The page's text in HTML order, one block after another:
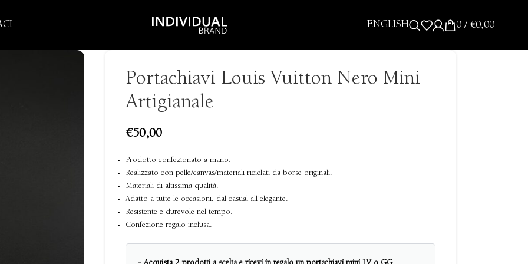
ENGLISH 0/ €0,00
Portachiavi Louis Vuitton Nero Mini
Artigianale
€50,00
Prodotto confezionato a mano.
Realizzato con pelle/canvas/materiali riciclati da borse originali.
Materiali di altissima qualità.
Adatto a tutte le occasioni, dal casual all’elegante.
Resistente e durevole nel tempo.
Confezione regalo inclusa.